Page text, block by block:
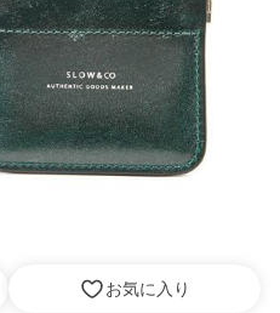
お気に入り